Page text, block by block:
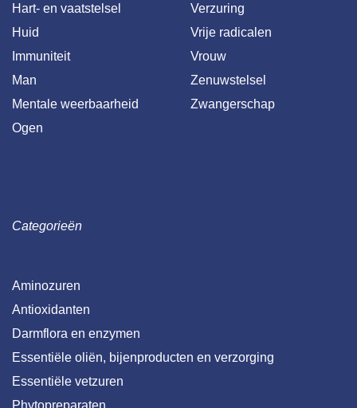
Hart- en vaatstelsel
Huid
Immuniteit
Man
Mentale weerbaarheid
Ogen
Verzuring
Vrije radicalen
Vrouw
Zenuwstelsel
Zwangerschap
Categorieën
Aminozuren
Antioxidanten
Darmflora en enzymen
Essentiële oliën, bijenproducten en verzorging
Essentiële vetzuren
Phytopreparaten